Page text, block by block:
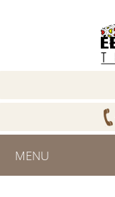
MENU